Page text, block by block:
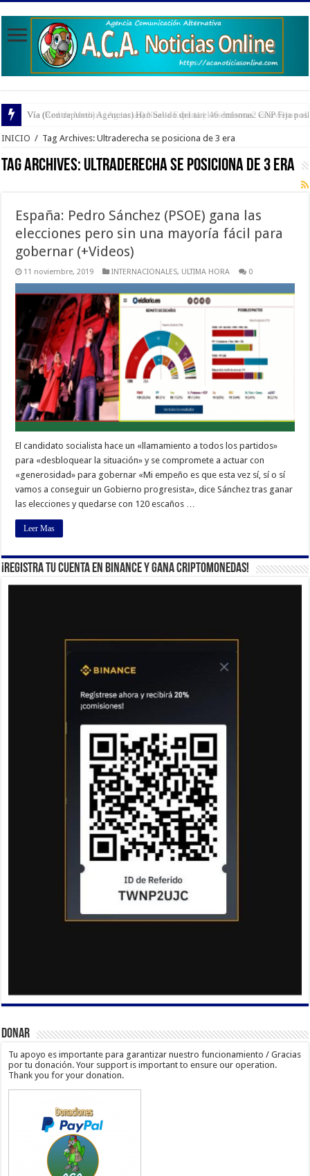
Vía (Contrapunto| Agencias) Han Salido del aire 46 emisoras: CNP Fija
Vía (Red de Medios | Agencias) Nueva Esparta | Los Informa2
INICIO / Tag Archives: Ultraderecha se posiciona de 3 era
Tag Archives: Ultraderecha se posiciona de 3 era
España: Pedro Sánchez (PSOE) gana las
elecciones pero sin una mayoría fácil para
gobernar (+Videos)
11 noviembre, 2019 INTERNACIONALES, ULTIMA HORA 0
El candidato socialista hace un «llamamiento a todos los partidos»
para «desbloquear la situación» y se compromete a actuar con
«generosidad» para gobernar «Mi empeño es que esta vez sí, sí o sí
vamos a conseguir un Gobierno progresista», dice Sánchez tras ganar
las elecciones y quedarse con 120 escaños …
Leer Mas
¡Registra tu cuenta en Binance y gana criptomonedas!
Donar
Tu apoyo es importante para garantizar nuestro funcionamiento / Gracias
por tu donación. Your support is important to ensure our operation.
Thank you for your donation.